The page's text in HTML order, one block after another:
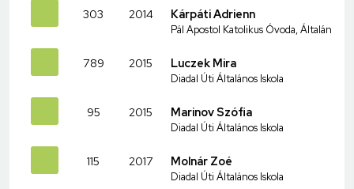
303 2014 Kárpáti Adrienn
Pál Apostol Katolikus Óvoda, Általános
789 2015 Luczek Mira
Diadal Úti Általános Iskola
95 2015 Marinov Szófia
Diadal Úti Általános Iskola
115 2017 Molnár Zoé
Diadal Úti Általános Iskola